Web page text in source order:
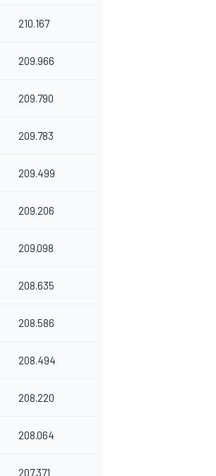
210.167
209.966
209.790
209.783
209.499
209.206
209.098
208.635
208.586
208.494
208.220
208.064
207.371